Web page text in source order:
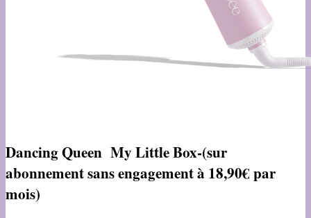
Dancing Queen My Little Box-(sur
abonnement sans engagement à 18,90€ par
mois)